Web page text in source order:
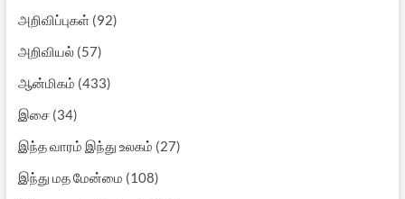
அறிவிப்புகள்(92)
அறிவியல்(57)
ஆன்மிகம் (433)
இசை(34)
இந்த வாரம் இந்து உலகம் (27)
இந்து மத மேன்மை (108)